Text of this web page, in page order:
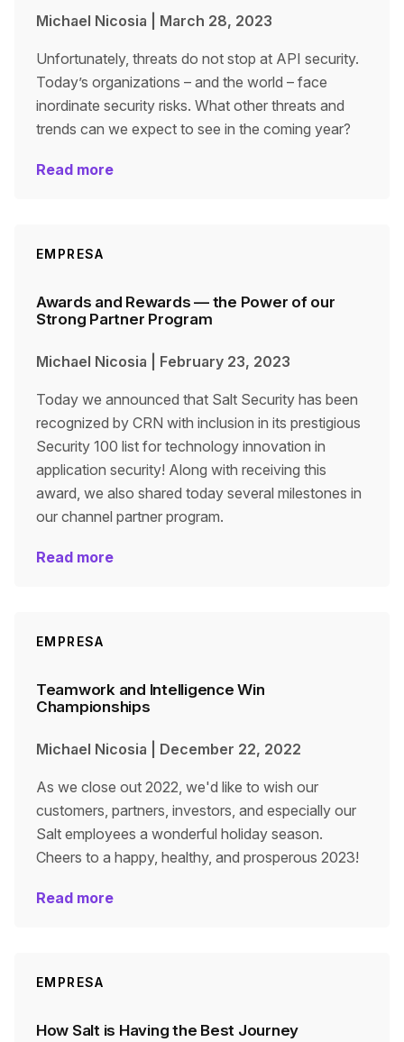
Michael Nicosia March 28, 2023
Unfortunately, threats do not stop at API security.
Today’s organizations – and the world – face
inordinate security risks. What other threats and
trends can we expect to see in the coming year?
Read more
EMPRESA
Awards and Rewards — the Power of our
Strong Partner Program
Michael Nicosia February 23, 2023
Today we announced that Salt Security has been
recognized by CRN with inclusion in its prestigious
Security 100 list for technology innovation in
application security! Along with receiving this
award, we also shared today several milestones in
our channel partner program.
Read more
EMPRESA
Teamwork and Intelligence Win
Championships
Michael Nicosia December 22, 2022
As we close out 2022, we'd like to wish our
customers, partners, investors, and especially our
Salt employees a wonderful holiday season.
Cheers to a happy, healthy, and prosperous 2023!
Read more
EMPRESA
How Salt is Having the Best Journey